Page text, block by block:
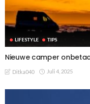
LIFESTYLE TIPS
Nieuwe camper
Ditka040 Juli 4, 2025